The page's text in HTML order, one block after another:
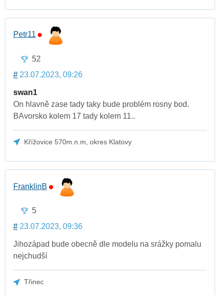
Petr11
52
# 23.07.2023, 09:26
swan1
On hlavně zase tady taky bude problém rosny bod.
BAvorsko kolem 17 tady kolem 11..
Křížovice 570m.n.m, okres Klatovy
FranklinB
5
# 23.07.2023, 09:36
Jihozápad bude obecně dle modelu na srážky pomalu
nejchudší
Třinec